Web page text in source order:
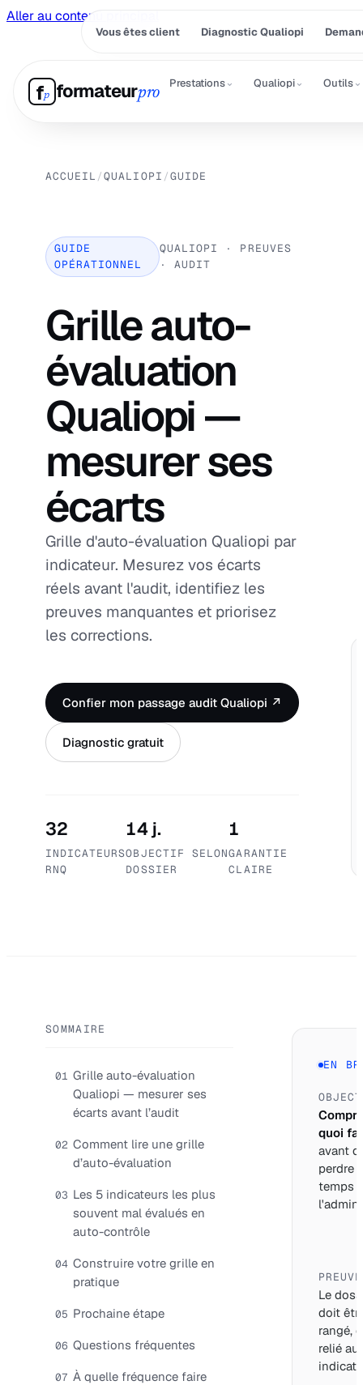
Aller au contenu principal
Vous êtes client Diagnostic Qualiopi
fp formateurpro
Prestations⌄ Qualiopi⌄ Outils⌄
ACCUEIL /QUALIOPI /GUIDE
GUIDE
OPÉRATIONNEL
QUALIOPI · PREUVES
· AUDIT
Grille auto-
évaluation
Qualiopi —
mesurer ses
écarts
Grille d'auto-évaluation Qualiopi par
indicateur. Mesurez vos écarts
réels avant l'audit, identifiez les
preuves manquantes et priorisez
les corrections.
Confier mon passage audit Qualiopi ↗
Diagnostic gratuit
32
INDICATEURS
RNQ
14 j.
OBJECTIF SELON
DOSSIER
1
GARANTIE
CLAIRE
SOMMAIRE
01 Grille auto-évaluation
Qualiopi — mesurer ses
écarts avant l’audit
02 Comment lire une grille
d’auto-évaluation
03 Les 5 indicateurs les plus
souvent mal évalués en
auto-contrôle
04 Construire votre grille en
pratique
05 Prochaine étape
06 Questions fréquentes
07 À quelle fréquence faire
EN
quoi
avant
perdre
temps
PREUVE
Le
doit
rangé,
relié